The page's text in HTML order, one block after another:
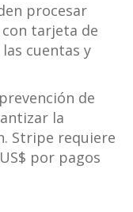
procesar
tarjeta de
cuentas y
de
la
Stripe requiere
por pagos